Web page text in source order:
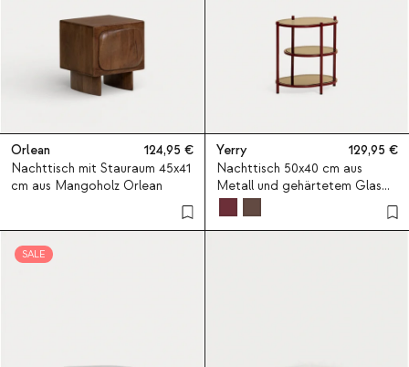
Orlean
124,95
Nachttisch mit Stauraum 45x41
cm aus Mangoholz Orlean
Yerry
129,95
Nachttisch 50x40 cm aus
Metall und gehärtetem Glas
Yerry
SALE